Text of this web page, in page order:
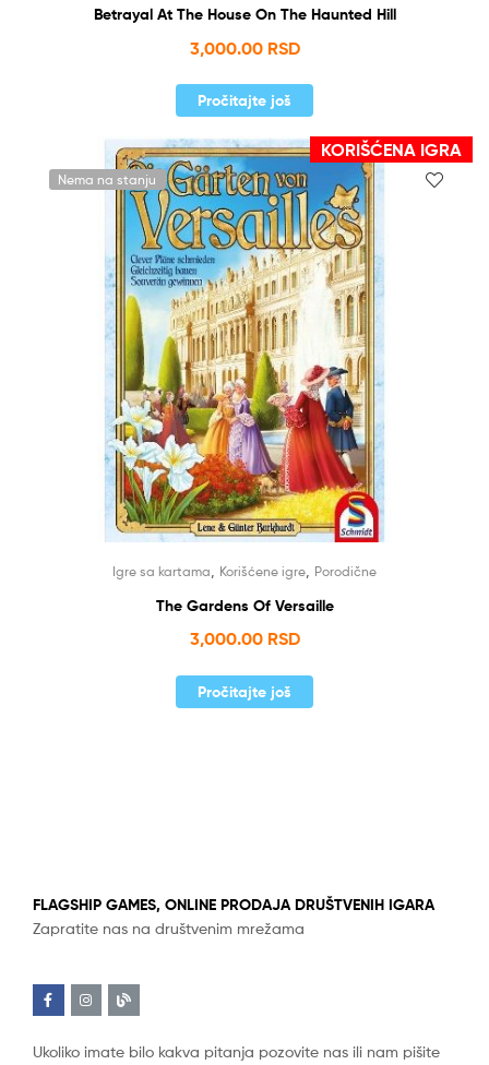
Betrayal At The House On The Haunted Hill
3,000.00 RSD
Pročitajte još
Nema na stanju
KORIŠĆENA IGRA
Igre sa kartama Korišćene igre Porodične
The Gardens Of Versaille
3,000.00 RSD
Pročitajte još
FLAGSHIP GAMES, ONLINE PRODAJA DRUŠTVENIH IGARA
Zapratite nas na društvenim mrežama
Ukoliko imate bilo kakva pitanja pozovite nas ili nam pišite